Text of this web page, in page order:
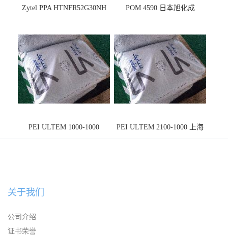
Zytel PPA HTNFR52G30NH POM 4590 日本旭化成
PEI ULTEM 1000-1000
PEI ULTEM 2100-1000 上海
关于我们
公司介绍
证书荣誉